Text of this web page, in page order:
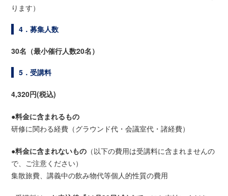
ります）
4．募集人数
30名（最小催行人数20名）
5．受講料
4,320円(税込)
●料金に含まれるもの
研修に関わる経費（グラウンド代・会議室代・諸経費）
●料金に含まれないもの （以下の費用は受講料に含まれませんの
で、ご注意ください）
集散旅費、講義中の飲み物代等個人的性質の費用